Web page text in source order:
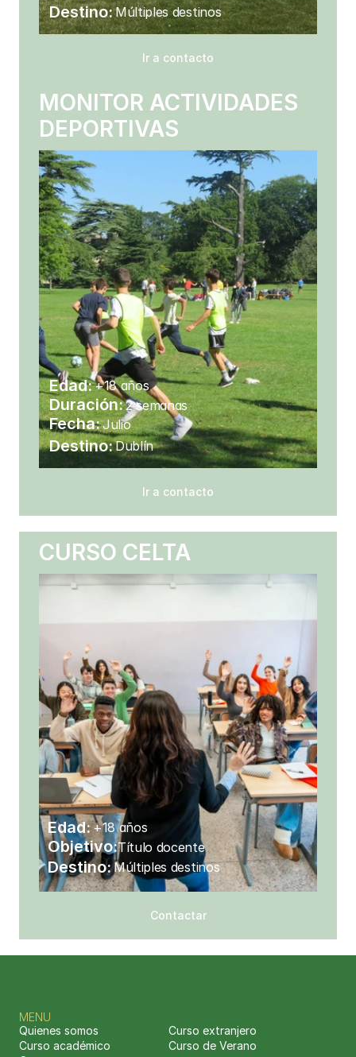
Destino:Múltiples destinos
Ir a contacto
MONITOR ACTIVIDADES
DEPORTIVAS
Edad:+18 años
Destino:Dublín
Fecha: Julio
Duración:2 semanas
Ir a contacto
CURSO CELTA
Edad: +18 años
Destino: Múltiples destinos
Objetivo:Título docente
Contactar
MENU
Quienes somos
Curso extranjero
Curso académico
Curso de Verano